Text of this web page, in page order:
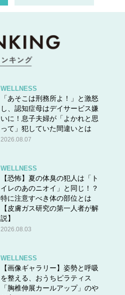
WELLNESS
「あそこは刑務所よ！」と激怒
し、認知症母はデイサービス嫌
いに！息子夫婦が「よかれと思
って」犯していた間違いとは
2026.08.07
WELLNESS
【恐怖】夏の体臭の犯人は「ト
イレのあのニオイ」と同じ！？
特に注意すべき体の部位とは
【皮膚ガス研究の第一人者が解
説】
2026.08.03
WELLNESS
【画像ギャラリー】姿勢と呼吸
を整える、おうちピラティス
「胸椎伸展カールアップ」のや